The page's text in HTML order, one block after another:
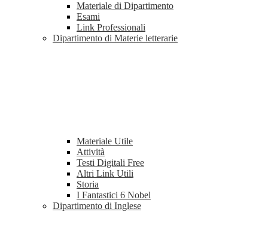
Materiale di Dipartimento
Esami
Link Professionali
Dipartimento di Materie letterarie
Materiale Utile
Attività
Testi Digitali Free
Altri Link Utili
Storia
I Fantastici 6 Nobel
Dipartimento di Inglese